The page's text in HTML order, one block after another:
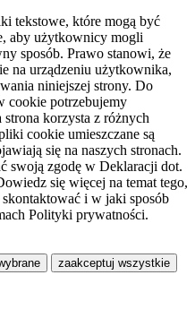
tekstowe, które mogą być
aby użytkownicy mogli
sposób. Prawo stanowi, że
na urządzeniu użytkownika,
niniejszej strony. Do
cookie potrzebujemy
korzysta z różnych
cookie umieszczane są
się na naszych stronach.
swoją zgodę w Deklaracji dot.
się więcej na temat tego,
i w jaki sposób
Polityki prywatności.
zaakceptuj wszystkie